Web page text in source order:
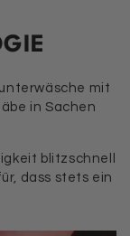
mit
in Sachen
blitzschnell
dass stets ein